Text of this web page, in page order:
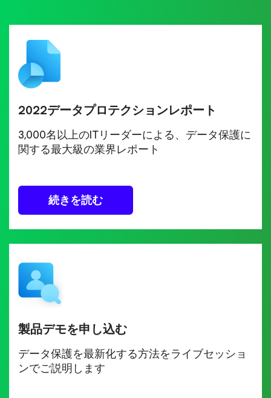
2022データプロテクションレポート
3,000名以上のITリーダーによる、データ保護に
関する最大級の業界レポート
続きを読む
製品デモを申し込む
データ保護を最新化する方法をライブセッショ
ンでご説明します